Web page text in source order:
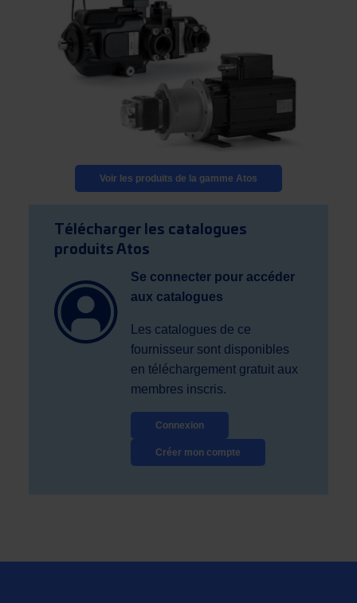
Voir les produits de la gamme Atos
Télécharger les catalogues
produits Atos
Se connecter pour accéder
aux catalogues
Les catalogues de ce
fournisseur sont disponibles
en téléchargement gratuit aux
membres inscris.
Connexion
Créer mon compte